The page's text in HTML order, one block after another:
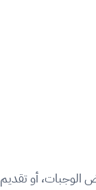
الوجبات، أو تقديم